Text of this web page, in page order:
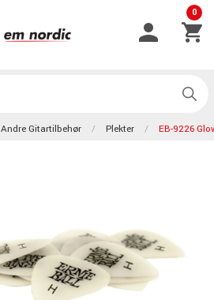
0
Andre Gitartilbehør Plekter EB-9226